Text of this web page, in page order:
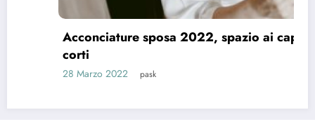
Acconciature sposa 2022, spazio ai capelli
28 Marzo 2022 pask